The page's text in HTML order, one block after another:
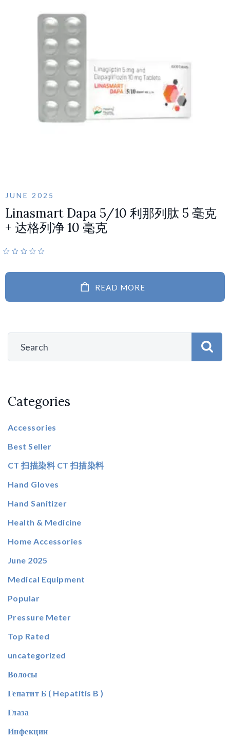
JUNE 2025
Linasmart Dapa 5/10 利那列肽 5 毫克
+ 达格列净 10 毫克
READ MORE
Categories
Accessories
Best Seller
CT 扫描染料 CT 扫描染料
Hand Gloves
Hand Sanitizer
Health & Medicine
Home Accessories
June 2025
Medical Equipment
Popular
Pressure Meter
Top Rated
uncategorized
Волосы
Гепатит Б ( Hepatitis B )
Глаза
Инфекции